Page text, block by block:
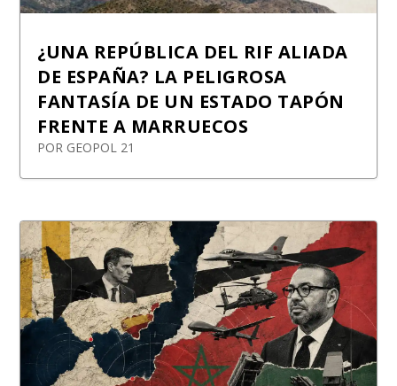
¿UNA REPÚBLICA DEL RIF ALIADA
DE ESPAÑA? LA PELIGROSA
FANTASÍA DE UN ESTADO TAPÓN
FRENTE A MARRUECOS
POR GEOPOL 21